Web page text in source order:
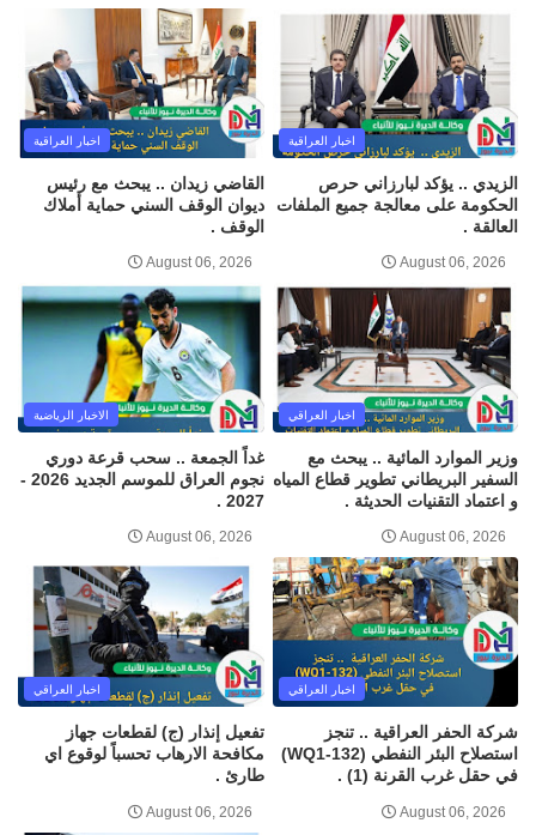
اخبار العراقية
الزيدي .. يؤكد لبارزاني حرص
الحكومة على معالجة جميع الملفات
العالقة .
August 06, 2026
اخبار العراقية
القاضي زيدان .. يبحث مع رئيس
ديوان الوقف السني حماية أملاك
الوقف .
August 06, 2026
اخبار العراقي
وزير الموارد المائية .. يبحث مع
السفير البريطاني تطوير قطاع المياه
و اعتماد التقنيات الحديثة .
August 06, 2026
الاخبار الرياضية
غداً الجمعة .. سحب قرعة دوري
نجوم العراق للموسم الجديد 2026 -
2027 .
August 06, 2026
اخبار العراقي
شركة الحفر العراقية .. تنجز
استصلاح البئر النفطي (WQ1-132)
في حقل غرب القرنة (1) .
August 06, 2026
اخبار العراقي
تفعيل إنذار (ج) لقطعات جهاز
مكافحة الارهاب تحسباً لوقوع اي
طارئ .
August 06, 2026